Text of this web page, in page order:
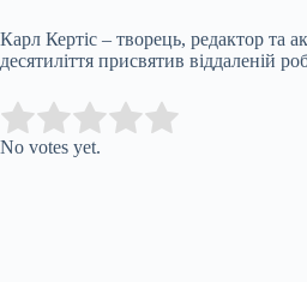
Карл Кертіс – творець, редактор та
десятиліття присвятив віддаленій
Rate this item:
No votes yet.